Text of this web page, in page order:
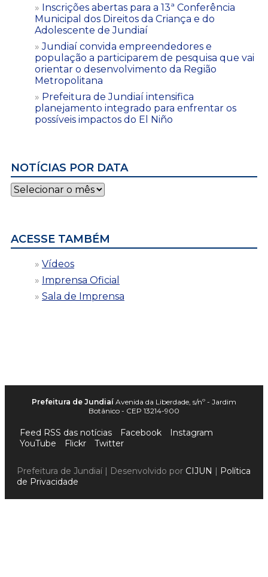
Inscrições abertas para a 13ª Conferência
Municipal dos Direitos da Criança e do
Adolescente de Jundiaí
Jundiaí convida empreendedores e
população a participarem de pesquisa que vai
orientar o desenvolvimento da Região
Metropolitana
Prefeitura de Jundiaí intensifica
planejamento integrado para enfrentar os
possíveis impactos do El Niño
NOTÍCIAS POR DATA
Notícias
por
ACESSE TAMBÉM
Vídeos
Imprensa Oficial
Sala de Imprensa
Prefeitura de Jundiaí Avenida da Liberdade, s/nº - Jardim
Botânico - CEP 13214-900
Feed RSS das notícias Facebook
Instagram
YouTube
Flickr Twitter
Prefeitura de Jundiaí | Desenvolvido por CIJUN | Política
de Privacidade